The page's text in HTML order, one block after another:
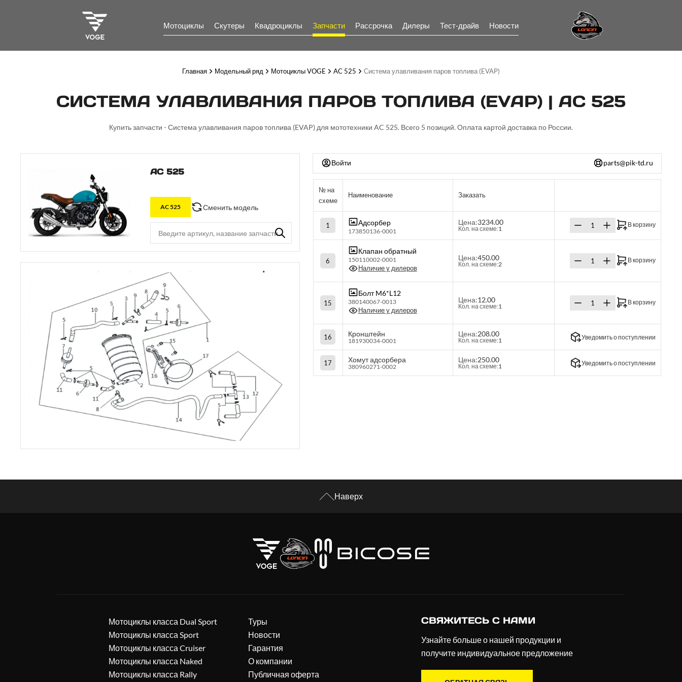
Мотоциклы Скутеры Квадроциклы Запчасти Рассрочка Дилеры Тест-драйв Новости
Главная Модельный ряд Мотоциклы VOGE AC 525 Система улавливания паров топлива (EVAP)
СИСТЕМА УЛАВЛИВАНИЯ ПАРОВ ТОПЛИВА (EVAP) | AC 525
Купить запчасти - Система улавливания паров топлива (EVAP) для мототехники AC 525. Всего 5 позиций. Оплата картой доставка по России.
AC 525
AC 525 Сменить модель
Войти parts@pik-td.ru
№ на
схеме
Наименование Заказать
1 Адсорбер
173850136-0001
Цена:3234.00
Кол. на схеме:1
В корзину
6
Клапан обратный
150110002-0001
Наличие у дилеров
Цена:450.00
Кол. на схеме:2
В корзину
15
Болт M6*L12
380140067-0013
Наличие у дилеров
Цена:12.00
Кол. на схеме:1
В корзину
16 Кронштейн
181930034-0001
Цена:208.00
Кол. на схеме:1 Уведомить о поступлении
17 Хомут адсорбера
380960271-0002
Цена:250.00
Кол. на схеме:1 Уведомить о поступлении
Наверх
Мотоциклы класса Dual Sport
Мотоциклы класса Sport
Мотоциклы класса Cruiser
Мотоциклы класса Naked
Мотоциклы класса Rally
Туры
Новости
Гарантия
О компании
Публичная оферта
СВЯЖИТЕСЬ С НАМИ
Узнайте больше о нашей продукции и
получите индивидуальное предложение